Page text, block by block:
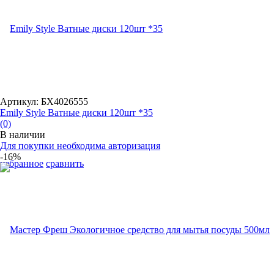
избранное сравнить
Артикул: БХ4026555
Emily Style Ватные диски 120шт *35
(0)
В наличии
Для покупки необходима авторизация
-16%